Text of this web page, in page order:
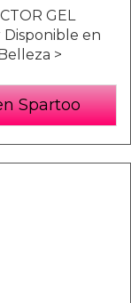
GEL
en
>
Spartoo